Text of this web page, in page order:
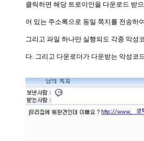
클릭하면 해당 트로이안을 다운로드 받
어 있는 주소록으로 동일 쪽지를 전송하
그리고 파일 하나만 실행되도 각종 악성
다. 그리고 다운로더가 다운받는 악성코